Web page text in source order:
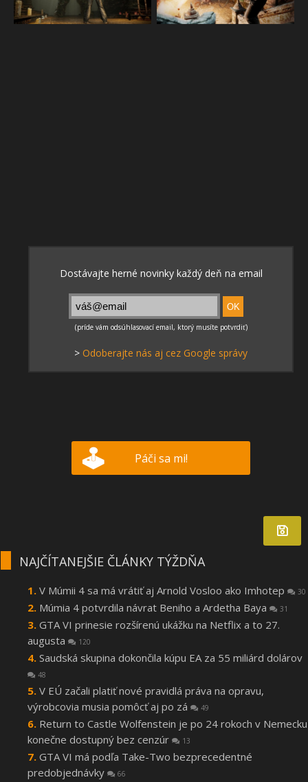
> Odoberajte nás aj cez Google správy
Páči sa mi!
NAJČÍTANEJŠIE ČLÁNKY TÝŽDŇA
V Múmii 4 sa má vrátiť aj Arnold Vosloo ako Imhotep 30
Múmia 4 potvrdila návrat Beniho a Ardetha Baya 31
GTA VI prinesie rozšírenú ukážku na Netflix a to 27.
augusta
120
Saudská skupina dokončila kúpu EA za 55 miliárd dolárov
48
V EÚ začali platiť nové pravidlá práva na opravu,
výrobcovia musia pomôcť aj po zá
49
Return to Castle Wolfenstein je po 24 rokoch v Nemecku
konečne dostupný bez cenzúr
13
GTA VI má podľa Take-Two bezprecedentné
predobjednávky
66